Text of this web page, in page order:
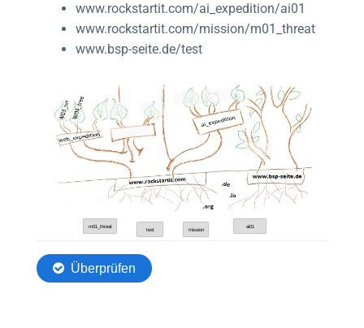
www.rockstartit.com/ai_expedition/ai01
www.rockstartit.com/mission/m01_threat
www.bsp-seite.de/test